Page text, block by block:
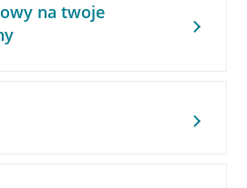
na twoje